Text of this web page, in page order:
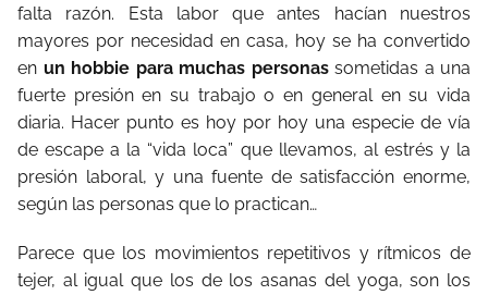
falta razón. Esta labor que antes hacían nuestros
mayores por necesidad en casa, hoy se ha convertido
en un hobbie para muchas personassometidas a una
fuerte presión en su trabajo o en general en su vida
diaria. Hacer punto es hoy por hoy una especie de vía
de escape a la “vida loca” que llevamos, al estrés y la
presión laboral, y una fuente de satisfacción enorme,
según las personas que lo practican…
Parece que los movimientos repetitivos y rítmicos de
tejer, al igual que los de los asanas del yoga, son los